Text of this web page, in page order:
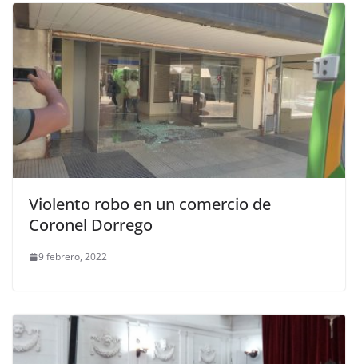
Violento robo en un comercio de
Coronel Dorrego
9 febrero, 2022